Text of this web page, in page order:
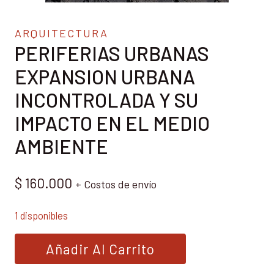
ARQUITECTURA
PERIFERIAS URBANAS
EXPANSION URBANA
INCONTROLADA Y SU
IMPACTO EN EL MEDIO
AMBIENTE
$ 160.000 + Costos de envío
1 disponibles
PERIFERIAS
URBANAS
Añadir Al Carrito